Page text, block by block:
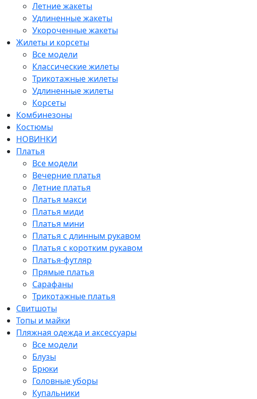
Летние жакеты
Удлиненные жакеты
Укороченные жакеты
Жилеты и корсеты
Все модели
Классические жилеты
Трикотажные жилеты
Удлиненные жилеты
Корсеты
Комбинезоны
Костюмы
НОВИНКИ
Платья
Все модели
Вечерние платья
Летние платья
Платья макси
Платья миди
Платья мини
Платья с длинным рукавом
Платья с коротким рукавом
Платья-футляр
Прямые платья
Сарафаны
Трикотажные платья
Свитшоты
Топы и майки
Пляжная одежда и аксессуары
Все модели
Блузы
Брюки
Головные уборы
Купальники